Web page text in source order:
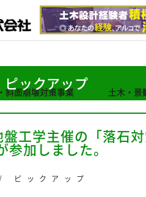
斜面崩壊対策事業 土木・景
ピックアップ
工学主催の「落石
参加しました。
ックアップ